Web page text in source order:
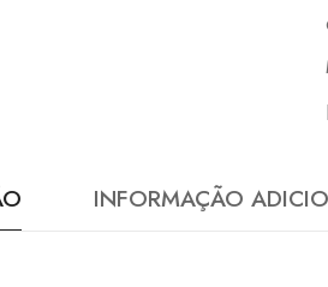
INFORMAÇÃO